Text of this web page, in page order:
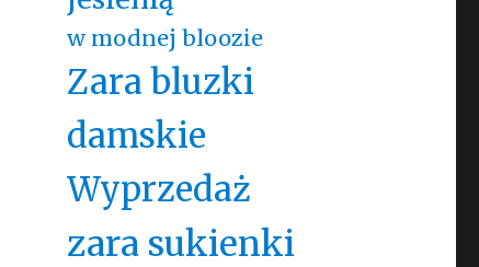
w modnej bloozie
Zara bluzki
damskie
Wyprzedaż
zara sukienki